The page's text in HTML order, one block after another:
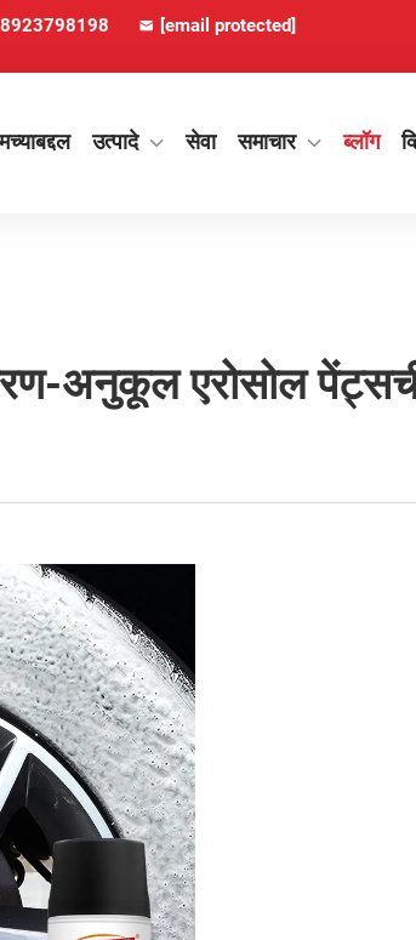
[email protected]
उत्पादे सेवा समाचार ब्लॉग
अनुकूल एरोसोल